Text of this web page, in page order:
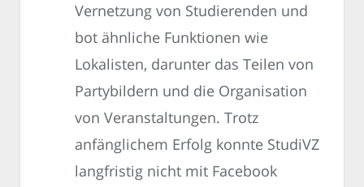
Vernetzung von Studierenden und
bot ähnliche Funktionen wie
Lokalisten, darunter das Teilen von
Partybildern und die Organisation
von Veranstaltungen. Trotz
anfänglichem Erfolg konnte StudiVZ
langfristig nicht mit Facebook